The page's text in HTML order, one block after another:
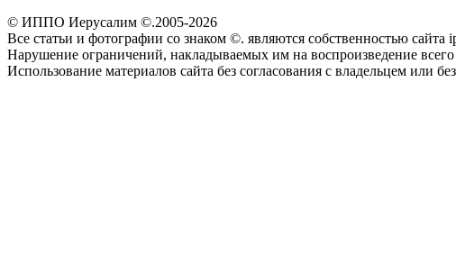
© ИППО Иерусалим ©.2005-2026
Все статьи и фотографии со знаком ©. являются собственностью
Нарушение ограничений, накладываемых им на воспроизведение
Использование материалов сайта без согласования с владельцем или